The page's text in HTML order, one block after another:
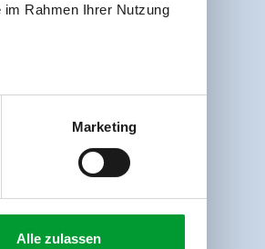
Rahmen Ihrer Nutzung
Marketing
Alle zulassen